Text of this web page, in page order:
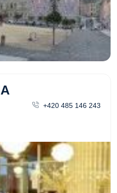
+420 485 146 243